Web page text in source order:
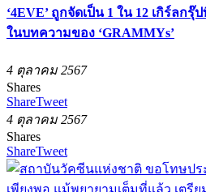
‘4EVE’ ถูกจัดเป็น 1 ใน 12 เกิร์ลก
ในบทความของ ‘GRAMMYs’
4 ตุลาคม 2567
Shares
ShareTweet
4 ตุลาคม 2567
Shares
ShareTweet